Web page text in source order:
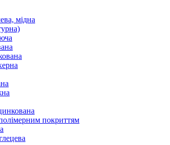
мідна
покриттям